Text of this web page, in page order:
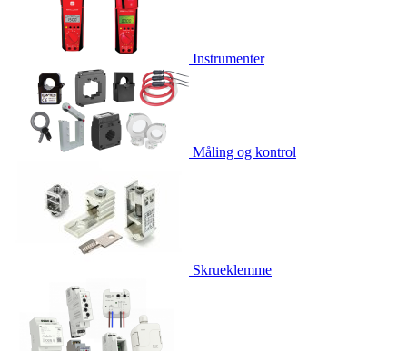
Instrumenter
Måling og kontrol
Skrueklemme